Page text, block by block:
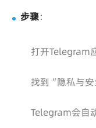
步骤：
打开Telegram
找到“隐私与
Telegram会自